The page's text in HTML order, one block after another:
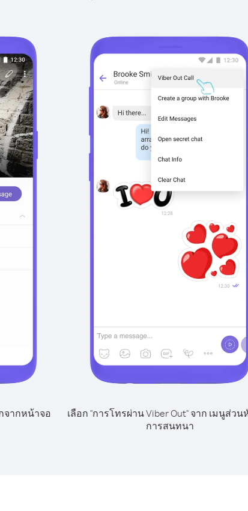
จากหน้าจอ
เลือก "การโทรผ่าน Viber Out" จาก เมนูส่วน
การสนทนา